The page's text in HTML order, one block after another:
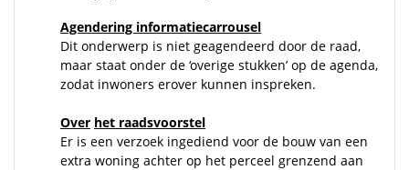
Agendering informatiecarrousel
Dit onderwerp is niet geagendeerd door de raad,
maar staat onder de ‘overige stukken’ op de agenda,
zodat inwoners erover kunnen inspreken.
Over het raadsvoorstel
Er is een verzoek ingediend voor de bouw van een
extra woning achter op het perceel grenzend aan